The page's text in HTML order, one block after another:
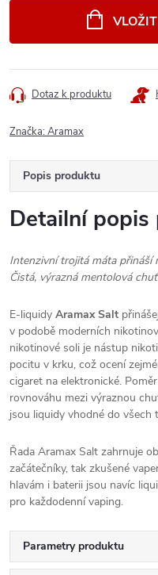
Dotaz k produktu
Značka:Aramax
Popis produktu
Detailní
Intenzivní trojitá máta přináší
Čistá, výrazná mentolová
E-liquidy Aramax Salt
v podobě moderních
nikotinové soli je nástup
pocitu v krku, což ocení
cigaret na elektronické. Poměr
rovnováhu mezi výraznou
jsou liquidy vhodné do všech
Řada Aramax Salt zahrnuje
začátečníky, tak zkušené
hlavám i baterii jsou navíc
pro každodenní vaping.
Parametry produktu